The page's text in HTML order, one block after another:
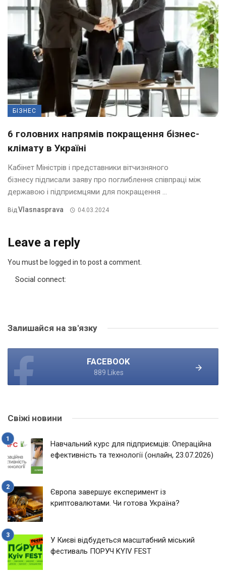
БІЗНЕС
6 головних напрямів покращення бізнес-
клімату в Україні
Кабінет Міністрів і представники вітчизняного
бізнесу підписали заяву про поглиблення співпраці між
державою і підприємцями для покращення ...
ВідVlasnasprava 04.03.2024
Leave a reply
You must be logged in to post a comment.
Social connect:
Залишайся на зв'язку
FACEBOOK
889 Likes
Свіжі новини
Навчальний курс для підприємців: Операційна
ефективність та технології (онлайн, 23.07.2026)
Європа завершує експеримент із
криптовалютами. Чи готова Україна?
У Києві відбудеться масштабний міський
фестиваль ПОРУЧ KYIV FEST